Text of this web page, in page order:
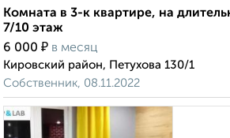
Комната в 3-к квартире, на
7/10 этаж
6 000 ₽ в месяц
Кировский район, Петухова 130/1
Собственник, 08.11.2022